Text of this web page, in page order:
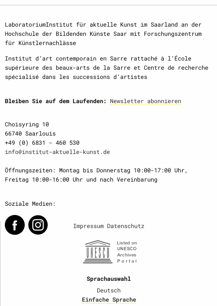
LaboratoriumInstitut für aktuelle Kunst im Saarland an der
Hochschule der Bildenden Künste Saar mit Forschungszentrum
für Künstlernachlässe
Institut d‘art contemporain en Sarre rattaché à l‘École
supérieure des beaux-arts de la Sarre et Centre de recherche
spécialisé dans les successions d‘artistes
Bleiben Sie auf dem Laufenden: Newsletter abonnieren
Choisyring 10
66740 Saarlouis
+49 (0) 6831 - 460 530
info@institut-aktuelle-kunst.de
Öffnungszeiten: Montag bis Donnerstag 10:00-17:00 Uhr,
Freitag 10:00-16:00 Uhr und nach Vereinbarung
Soziale Medien:
Impressum Datenschutz
Sprachauswahl
Deutsch
Einfache Sprache